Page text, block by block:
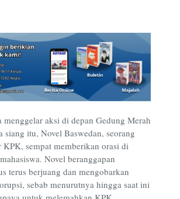
menggelar aksi di depan Gedung Merah
siang itu, Novel Baswedan, seorang
sempat memberikan orasi di
Novel beranggapan
terus berjuang dan mengobarkan
sebab menurutnya hingga saat ini